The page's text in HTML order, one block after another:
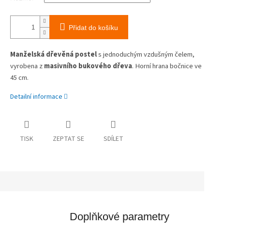
Přidat do košíku
Manželská dřevěná postels jednoduchým vzdušným čelem,
vyrobena zmasivního bukového dřeva. Horní hrana bočnice ve
45 cm.
Detailní informace
TISK ZEPTAT SE SDÍLET
Doplňkové parametry